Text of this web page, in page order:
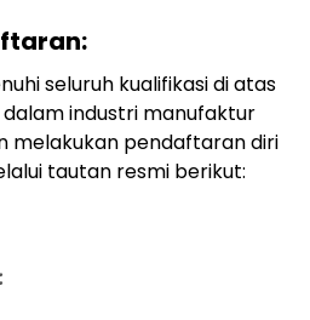
seluruh kualifikasi di atas
industri manufaktur
melakukan pendaftaran diri
tautan resmi berikut: